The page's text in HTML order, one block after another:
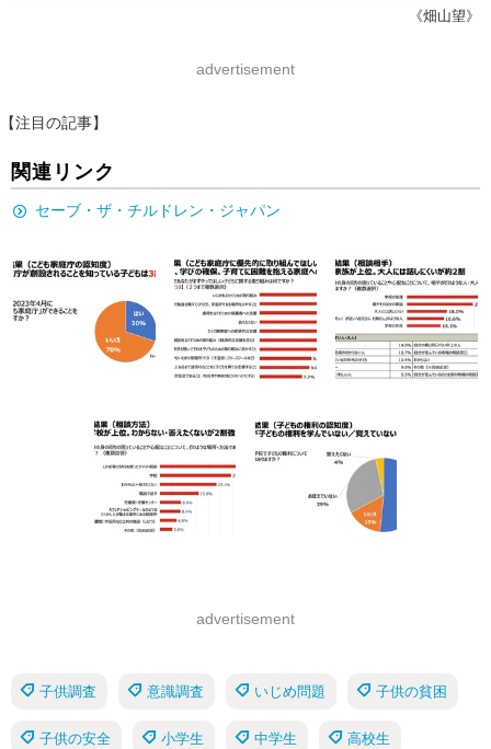
《畑山望》
advertisement
【注目の記事】
関連リンク
セーブ・ザ・チルドレン・ジャパン
advertisement
子供調査 意識調査 いじめ問題 子供の貧困
子供の安全 小学生 中学生 高校生